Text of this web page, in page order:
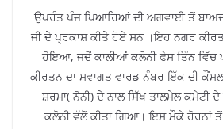
ਉਪਰੰਤ ਪੰਜ ਪਿਆਰਿਆਂ ਦੀ ਅਗਵਾਈ ਤੋਂ
ਜੀ ਦੇ ਪ੍ਰਕਾਸ਼ ਕੀਤੇ ਹੋਏ ਸਨ ।ਇਹ ਨਗਰ
ਹੋਇਆ, ਜਦੋਂ ਕਾਲੀਆਂ ਕਲੋਨੀ ਫੇਸ ਤਿੰਨ ਵਿੱਚ
ਕੀਰਤਨ ਦਾ ਸਵਾਗਤ ਵਾਰਡ ਨੰਬਰ ਇੱਕ ਦੀ
ਸ਼ਰਮਾ( ਨੋਨੀ) ਦੇ ਨਾਲ ਸਿੱਖ ਤਾਲਮੇਲ ਕਮੇਟੀ
ਕਲੋਨੀ ਵੱਲੋਂ ਕੀਤਾ ਗਿਆ। ਇਸ ਮੌਕੇ ਹੋਰਨਾਂ